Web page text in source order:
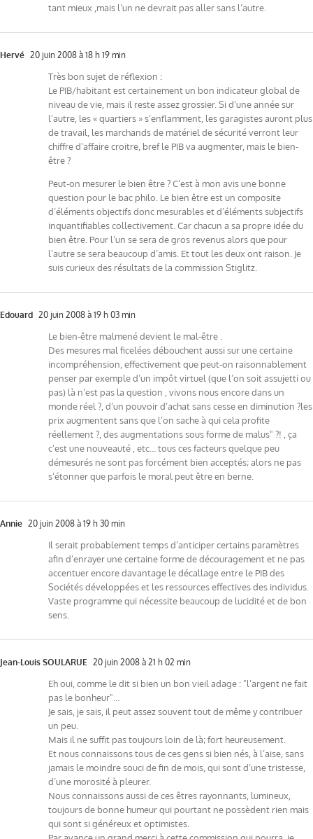
tant mieux ,mais l’un ne devrait pas aller sans l’autre.
Hervé 20 juin 2008 à 18 h 19 min
Très bon sujet de réflexion :
Le PIB/habitant est certainement un bon indicateur global de
niveau de vie, mais il reste assez grossier. Si d’une année sur
l’autre, les « quartiers » s’enflamment, les garagistes auront plus
de travail, les marchands de matériel de sécurité verront leur
chiffre d’affaire croitre, bref le PIB va augmenter, mais le bien-
être ?
Peut-on mesurer le bien être ? C’est à mon avis une bonne
question pour le bac philo. Le bien être est un composite
d’éléments objectifs donc mesurables et d’éléments subjectifs
inquantifiables collectivement. Car chacun a sa propre idée du
bien être. Pour l’un se sera de gros revenus alors que pour
l’autre se sera beaucoup d’amis. Et tout les deux ont raison. Je
suis curieux des résultats de la commission Stiglitz.
Edouard 20 juin 2008 à 19 h 03 min
Le bien-être malmené devient le mal-être .
Des mesures mal ficelées débouchent aussi sur une certaine
incompréhension, effectivement que peut-on raisonnablement
penser par exemple d’un impôt virtuel (que l’on soit assujetti ou
pas) là n’est pas la question , vivons nous encore dans un
monde réel ?, d’un pouvoir d’achat sans cesse en diminution ?les
prix augmentent sans que l’on sache à qui cela profite
réellement ?, des augmentations sous forme de malus" ?! , ça
c’est une nouveauté , etc… tous ces facteurs quelque peu
démesurés ne sont pas forcément bien acceptés; alors ne pas
s’étonner que parfois le moral peut être en berne.
Annie 20 juin 2008 à 19 h 30 min
Il serait probablement temps d’anticiper certains paramètres
afin d’enrayer une certaine forme de découragement et ne pas
accentuer encore davantage le décallage entre le PIB des
Sociétés développées et les ressources effectives des individus.
Vaste programme qui nécessite beaucoup de lucidité et de bon
sens.
Jean-Louis SOULARUE 20 juin 2008 à 21 h 02 min
Eh oui, comme le dit si bien un bon vieil adage : "l’argent ne fait
pas le bonheur"…
Je sais, je sais, il peut assez souvent tout de même y contribuer
un peu.
Mais il ne suffit pas toujours loin de là; fort heureusement.
Et nous connaissons tous de ces gens si bien nés, à l’aise, sans
jamais le moindre souci de fin de mois, qui sont d’une tristesse,
d’une morosité à pleurer.
Nous connaissons aussi de ces êtres rayonnants, lumineux,
toujours de bonne humeur qui pourtant ne possèdent rien mais
qui sont si généreux et optimistes.